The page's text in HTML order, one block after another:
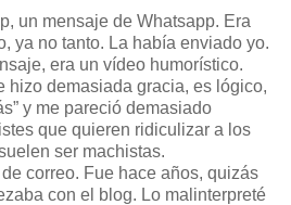
un mensaje de Whatsapp. Era
ya no tanto. La había enviado yo.
era un vídeo humorístico.
hizo demasiada gracia, es lógico,
y me pareció demasiado
que quieren ridiculizar a los
ser machistas.
correo. Fue hace años, quizás
con el blog. Lo malinterpreté